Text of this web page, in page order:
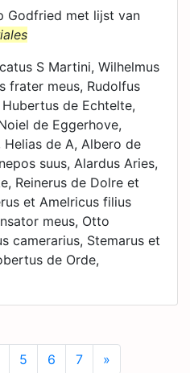
Godfried met lijst van
S Martini, Wilhelmus
frater meus, Rudolfus
de Echtelte,
de Eggerhove,
Helias de A, Albero de
suus, Alardus Aries,
Reinerus de Dolre et
et Amelricus filius
meus, Otto
camerarius, Stemarus et
de Orde,
5 6 7 »